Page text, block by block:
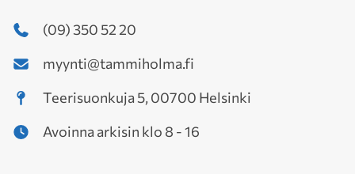
(09) 350 52 20
myynti@tammiholma.fi
Teerisuonkuja 5, 00700 Helsinki
Avoinna arkisin klo 8 - 16